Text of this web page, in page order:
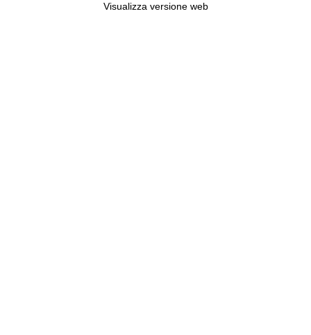
Visualizza versione web